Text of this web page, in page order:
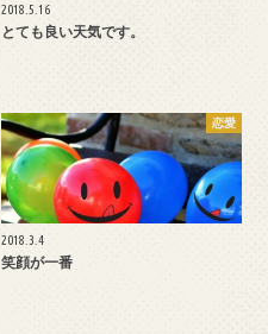
2018.5.16
とても良い天気です。
恋愛
2018.3.4
笑顔が一番